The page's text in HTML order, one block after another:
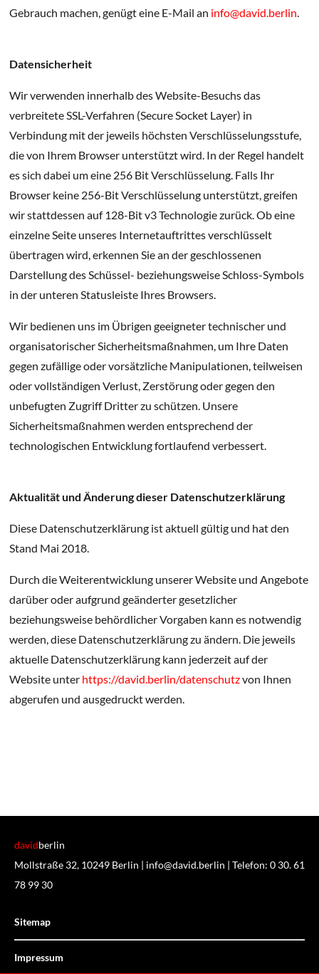
Gebrauch machen, genügt eine E-Mail an info@david.berlin
Datensicherheit
Wir verwenden innerhalb des Website-Besuchs das
verbreitete SSL-Verfahren (Secure Socket Layer) in
Verbindung mit der jeweils höchsten Verschlüsselungsstufe,
die von Ihrem Browser unterstützt wird. In der Regel handelt
es sich dabei um eine 256 Bit Verschlüsselung. Falls Ihr
Browser keine 256-Bit Verschlüsselung unterstützt, greifen
wir stattdessen auf 128-Bit v3 Technologie zurück. Ob eine
einzelne Seite unseres Internetauftrittes verschlüsselt
übertragen wird, erkennen Sie an der geschlossenen
Darstellung des Schüssel- beziehungsweise Schloss-Symbols
in der unteren Statusleiste Ihres Browsers.
Wir bedienen uns im Übrigen geeigneter technischer und
organisatorischer Sicherheitsmaßnahmen, um Ihre Daten
gegen zufällige oder vorsätzliche Manipulationen, teilweisen
oder vollständigen Verlust, Zerstörung oder gegen den
unbefugten Zugriff Dritter zu schützen. Unsere
Sicherheitsmaßnahmen werden entsprechend der
technologischen Entwicklung fortlaufend verbessert.
Aktualität und Änderung dieser Datenschutzerklärung
Diese Datenschutzerklärung ist aktuell gültig und hat den
Stand Mai 2018.
Durch die Weiterentwicklung unserer Website und Angebote
darüber oder aufgrund geänderter gesetzlicher
beziehungsweise behördlicher Vorgaben kann es notwendig
werden, diese Datenschutzerklärung zu ändern. Die jeweils
aktuelle Datenschutzerklärung kann jederzeit auf der
Website unter https://david.berlin/datenschutzvon Ihnen
abgerufen und ausgedruckt werden.
davidberlin
Mollstraße 32, 10249 Berlin | info@david.berlin | Telefon: 0 30. 61
78 99 30
Sitemap
Impressum